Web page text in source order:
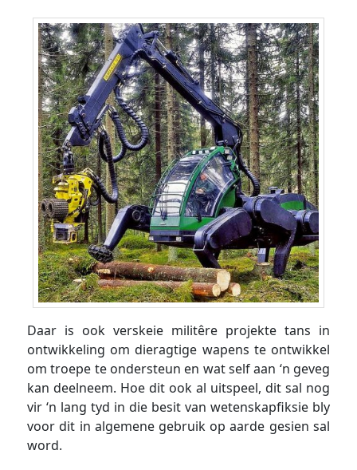
Daar is ook verskeie militêre projekte tans in
ontwikkeling om dieragtige wapens te ontwikkel
om troepe te ondersteun en wat self aan ‘n geveg
kan deelneem. Hoe dit ook al uitspeel, dit sal nog
vir ‘n lang tyd in die besit van wetenskapfiksie bly
voor dit in algemene gebruik op aarde gesien sal
word.